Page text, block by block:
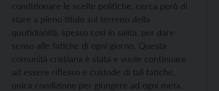
condizionare le scelte politiche, cerca però di
stare a pieno titolo sul terreno della
quotidianità, spesso così in salita, per dare
senso alle fatiche di ogni giorno. Questa
comunità cristiana è stata e vuole continuare
ad essere riflesso e custode di tali fatiche,
unica condizione per giungere ad ogni meta.